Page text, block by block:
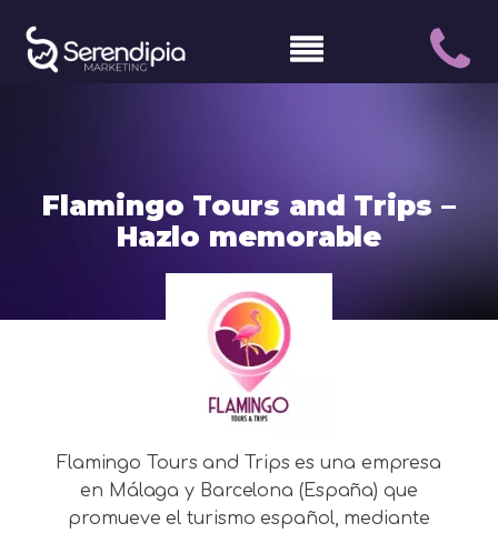
Flamingo Tours and Trips –
Hazlo memorable
Flamingo Tours and Trips es una empresa
en Málaga y Barcelona (España) que
promueve el turismo español, mediante